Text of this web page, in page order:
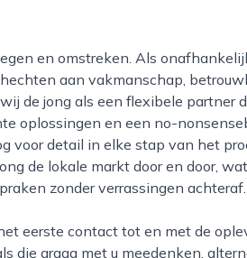
aan vakmanschap,
de jong als een flexibele partner
oplossingen en een no-
voor detail in elke stap van het
de lokale markt door en door,
zonder verrassingen achteraf.
die graag met u meedenken,